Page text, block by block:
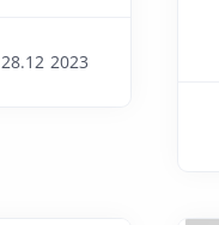
28.12 2023